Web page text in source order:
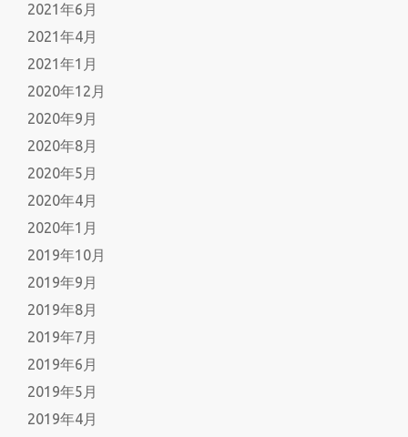
2021年6月
2021年4月
2021年1月
2020年12月
2020年9月
2020年8月
2020年5月
2020年4月
2020年1月
2019年10月
2019年9月
2019年8月
2019年7月
2019年6月
2019年5月
2019年4月